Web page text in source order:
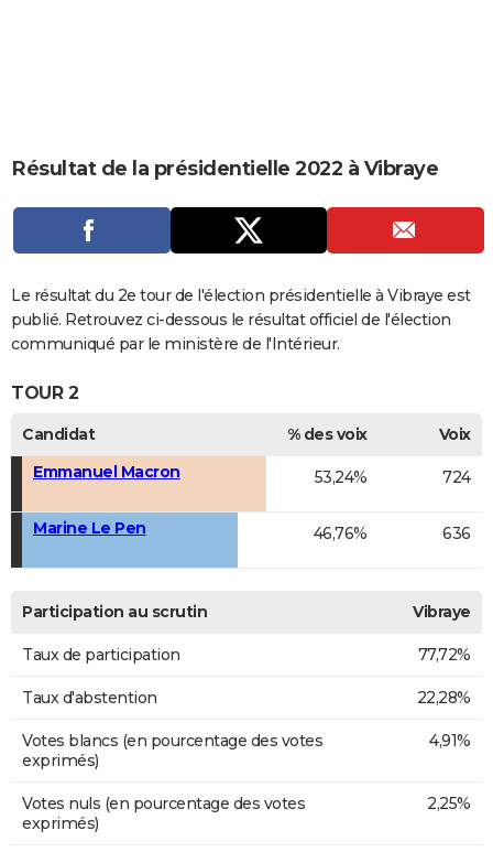
CARTE DE VOEUX
DICTIONNAIRE
Dictionnaire
Biographies
Expressions
Proverbes
PROGRAMME TV
COPAINS D'AVANT
Se connecter
Collèges
Universités
Entreprises
Service militaire
Avis de recherche
AVIS DE DÉCÈS
FORUM
Bricolage
Culture
Television
Voyage
Résultat de la présidentielle 2022 à Vibraye
Le résultat du 2e tour de l'élection présidentielle à Vibraye est
publié. Retrouvez ci-dessous le résultat officiel de l'élection
communiqué par le ministère de l'Intérieur.
TOUR 2
Candidat % des voix
Voix
Emmanuel Macron
53,24% 724
Marine Le Pen 46,76% 636
Participation au scrutin Vibraye
Taux de participation 77,72%
Taux d'abstention 22,28%
Votes blancs (en pourcentage des votes
exprimés)
4,91%
Votes nuls (en pourcentage des votes
exprimés)
2,25%